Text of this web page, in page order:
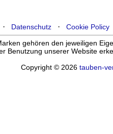
· Datenschutz· Cookie Policy
gehören den jeweiligen
Benutzung unserer Website
Copyright © 2026 tauben-